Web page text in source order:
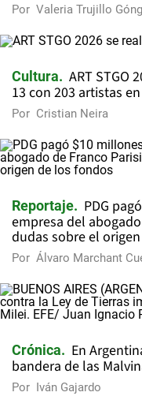
Por Valeria Trujillo
Cultura
ART STGO
13 con 203 artistas en
Por Cristian Neira
Reportaje
PDG
empresa del
dudas sobre el
Por Álvaro Marchant
Crónica
En
bandera de las
Por Iván Gajardo